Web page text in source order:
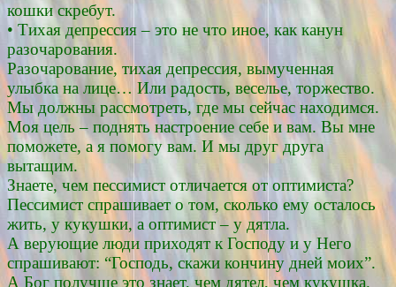
кошки скребут.
• Тихая депрессия – это не что иное, как канун
разочарования.
Разочарование, тихая депрессия, вымученная
улыбка на лице… Или радость, веселье, торжество.
Мы должны рассмотреть, где мы сейчас находимся.
Моя цель – поднять настроение себе и вам. Вы мне
поможете, а я помогу вам. И мы друг друга
вытащим.
Знаете, чем пессимист отличается от оптимиста?
Пессимист спрашивает о том, сколько ему осталось
жить, у кукушки, а оптимист – у дятла.
А верующие люди приходят к Господу и у Него
спрашивают: “Господь, скажи кончину дней моих”.
А Бог получше это знает, чем дятел, чем кукушка.